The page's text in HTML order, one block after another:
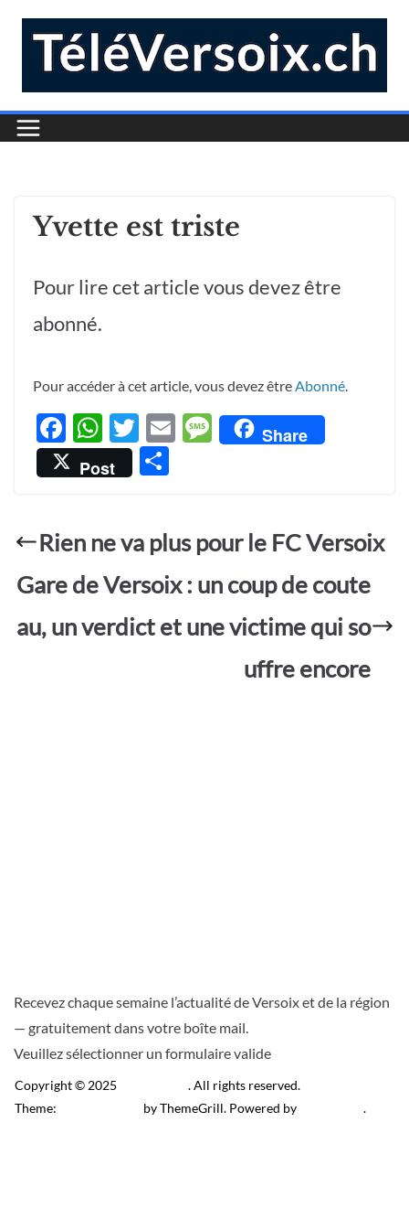
Yvette est triste
Pour lire cet article vous devez être
abonné.
Pour accéder à cet article, vous devez être Abonné
F
ac
e
o
o
k
W
h
at
A
p
p
T
w
itt
E
M
es
e
Share
Post
g
er
Rien ne va plus pour le FC Versoix
Gare de Versoix : un coup de coute
au, un verdict et une victime qui so
uffre encore
Recevez chaque semaine l’actualité de Versoix et de la région
— gratuitement dans votre boîte mail.
Veuillez sélectionner un formulaire valide
Copyright © 2025
. All rights reserved.
Theme:
by ThemeGrill. Powered by .